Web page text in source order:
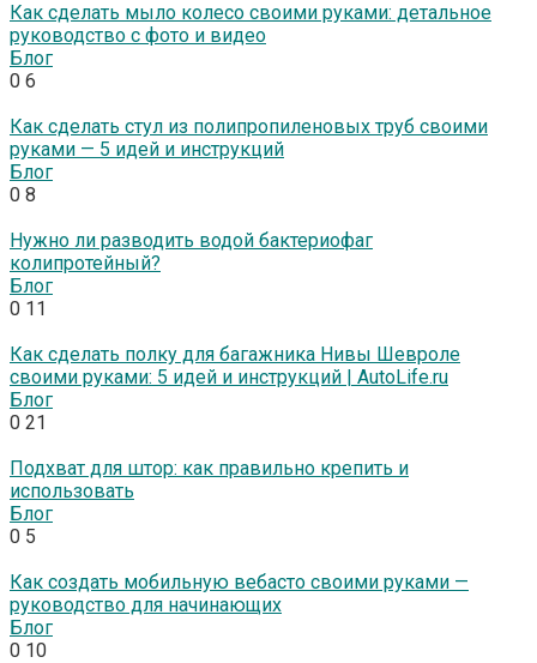
Как сделать мыло колесо своими руками: детальное
руководство с фото и видео
Блог
0 6
Как сделать стул из полипропиленовых труб своими
руками — 5 идей и инструкций
Блог
0 8
Нужно ли разводить водой бактериофаг
колипротейный?
Блог
0 11
Как сделать полку для багажника Нивы Шевроле
своими руками: 5 идей и инструкций | AutoLife.ru
Блог
0 21
Подхват для штор: как правильно крепить и
использовать
Блог
0 5
Как создать мобильную вебасто своими руками —
руководство для начинающих
Блог
0 10